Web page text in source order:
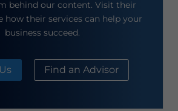
behind our content. Visit their
how their services can help your
business succeed.
Find an Advisor